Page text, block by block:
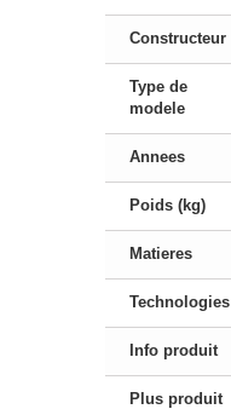
Constructeur
Type de
modele
Annees
Poids (kg)
Matieres
Technologies
Info produit
Plus produit